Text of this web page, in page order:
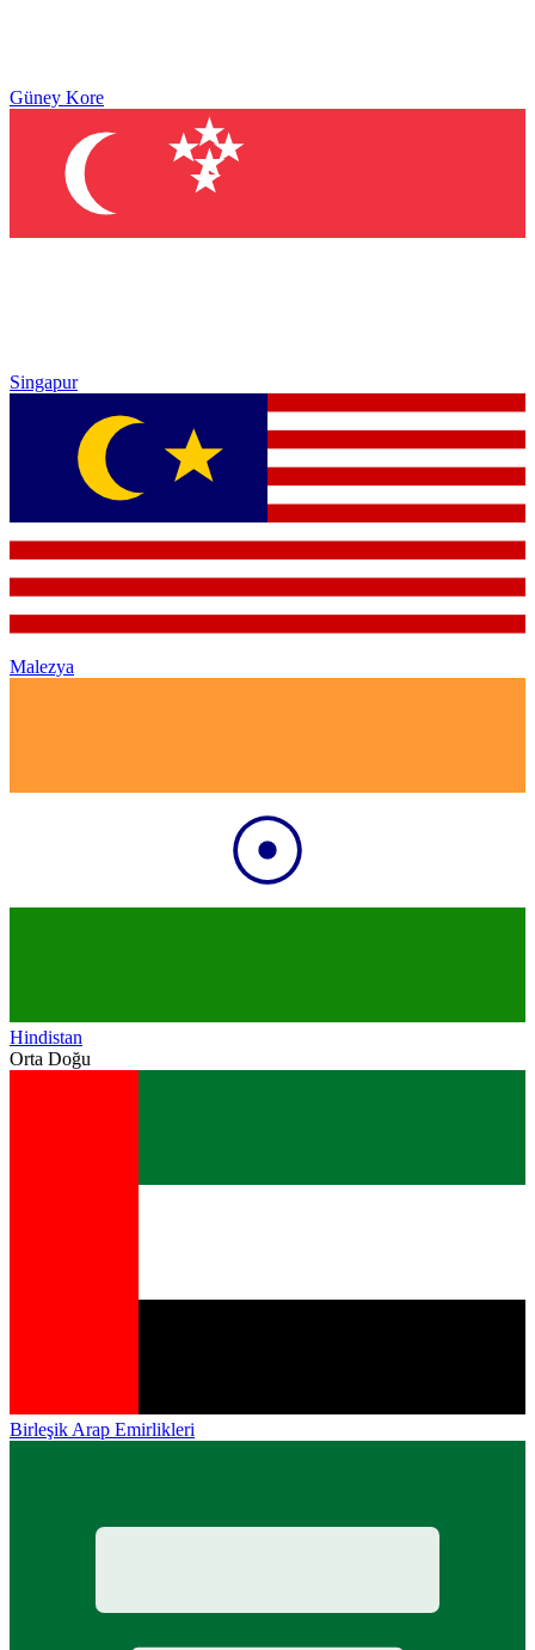
Güney Kore
Singapur
Malezya
Hindistan
Orta Doğu
Birleşik Arap Emirlikleri